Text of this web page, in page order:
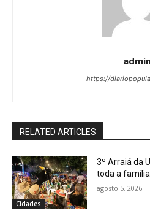
https://
RELATED ARTICLES
Cidades
3º Arraiá da
toda a
agosto 5, 2026